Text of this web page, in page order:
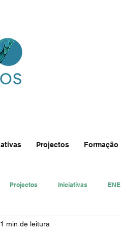
Projectos Formação
Projectos Iniciativas ENE
Ecologi@
1 min de leitura